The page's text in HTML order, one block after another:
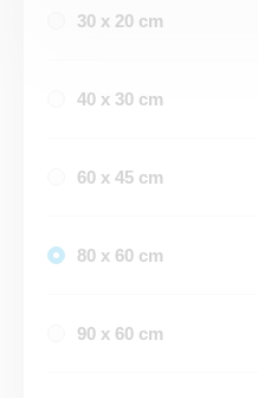
30 x 20 cm
40 x 30 cm
60 x 45 cm
80 x 60 cm
90 x 60 cm